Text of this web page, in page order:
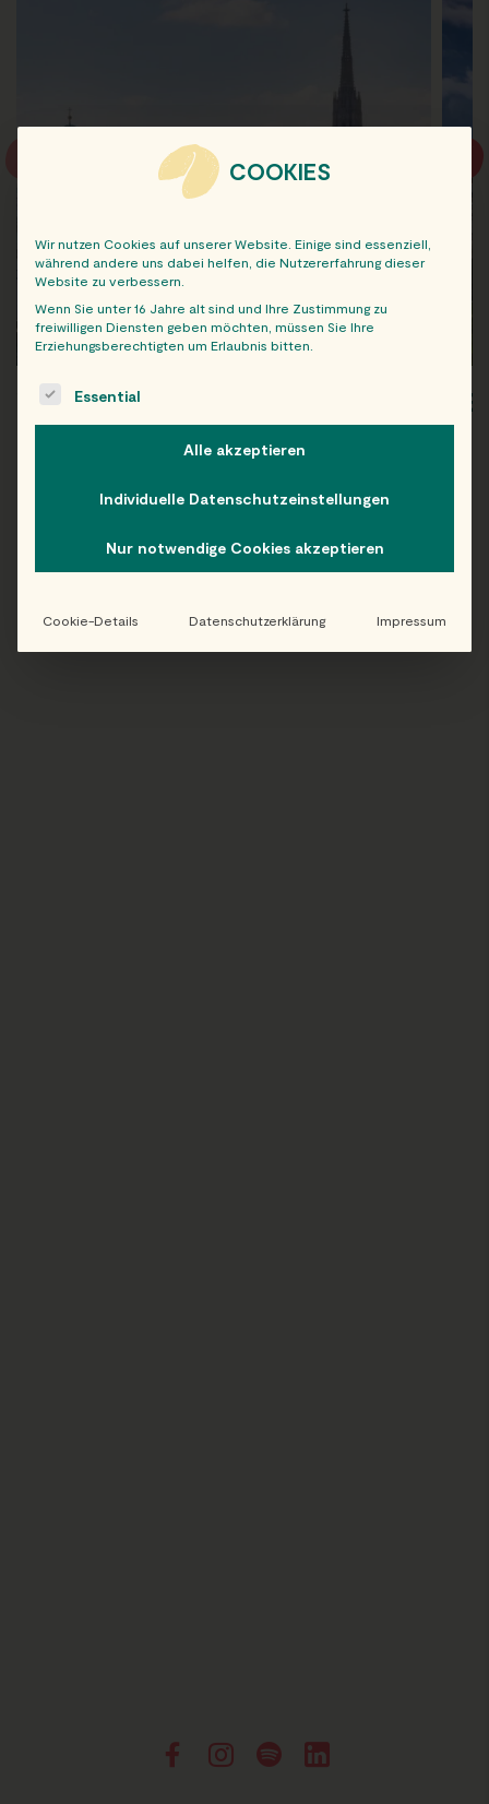
WIEN
Folge uns auf Instagram!
COOKIES
Wir nutzen Cookies auf unserer Website. Einige sind essenziell,
während andere uns dabei helfen, die Nutzererfahrung dieser
Website zu verbessern.
Wenn Sie unter 16 Jahre alt sind und Ihre Zustimmung zu
freiwilligen Diensten geben möchten, müssen Sie Ihre
Erziehungsberechtigten um Erlaubnis bitten.
The following is a list of service groups for which consent
Essential
Alle akzeptieren
Individuelle Datenschutzeinstellungen
Nur notwendige Cookies akzeptieren
Cookie-Details Datenschutzerklärung Impressum